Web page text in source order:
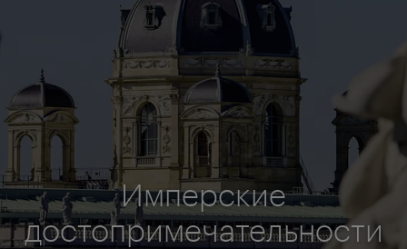
Имперские
достопримечательности